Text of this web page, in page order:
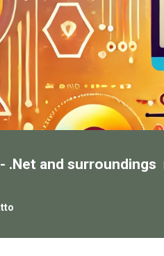
.Net and surroundings